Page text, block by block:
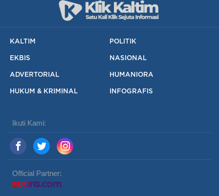
KALTIM POLITIK
EKBIS NASIONAL
ADVERTORIAL HUMANIORA
HUKUM & KRIMINAL INFOGRAFIS
Ikuti Kami:
Official Partner: